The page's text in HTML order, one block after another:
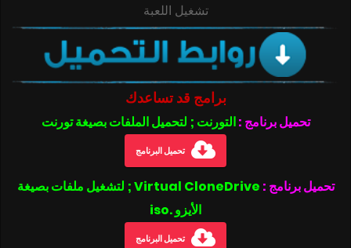
تشغيل اللعبة
برامج قد تساعدك
تحميل برنامج :التورنت ; لتحميل الملفات بصيغة تورنت
تحميل البرنامج
تحميل برنامج :
Virtual CloneDrive ; لتشغيل ملفات بصيغة
الأيزو .iso
تحميل البرنامج